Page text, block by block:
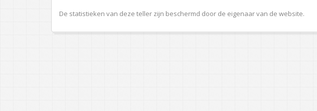
De statistieken van deze teller zijn beschermd door de eigenaar van de website.